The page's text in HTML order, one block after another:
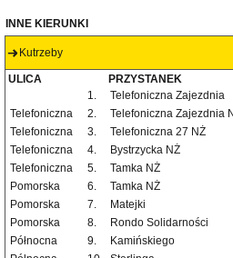
INNE KIERUNKI
Kutrzeby
ULICA PRZYSTANEK
1.
Telefoniczna Zajezdnia
Telefoniczna
2.
Telefoniczna Zajezdnia
Telefoniczna
3.
Telefoniczna 27 NŻ
Telefoniczna
4.
Bystrzycka NŻ
Telefoniczna
5.
Tamka NŻ
Pomorska
6.
Tamka NŻ
Pomorska
7.
Matejki
Pomorska
8.
Rondo Solidarności
Północna
9.
Kamińskiego